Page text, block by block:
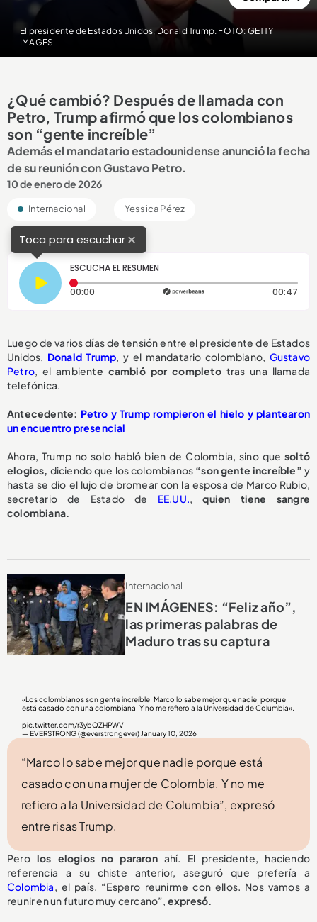
El presidente de Estados Unidos, Donald Trump. FOTO: GETTY
IMAGES
¿Qué cambió? Después de llamada con
Petro, Trump afirmó que los colombianos
son “gente increíble”
Además el mandatario estadounidense anunció la fecha
de su reunión con Gustavo Petro.
10 de enero de 2026
Internacional Yessica Pérez
Toca para escuchar×
ESCUCHA EL RESUMEN
00:00 Tiempo transcurrido: 0 segundos 00:47
Luego de varios días de tensión entre el presidente de Estados
Unidos, Donald Trump, y el mandatario colombiano, Gustavo
Petro, el ambiente cambió por completotras una llamada
telefónica.
Antecedente: Petro y Trump rompieron el hielo y plantearon
un encuentro presencial
Ahora, Trump no solo habló bien de Colombia, sino que soltó
elogios, diciendo que los colombianos “son gente increíble” y
hasta se dio el lujo de bromear con la esposa de Marco Rubio,
secretario de Estado de EE.UU.,quien tiene sangre
colombiana.
Internacional
EN IMÁGENES: “Feliz año”,
las primeras palabras de
Maduro tras su captura
«Los colombianos son gente increíble. Marco lo sabe mejor que nadie, porque
está casado con una colombiana. Y no me refiero a la Universidad de Columbia».
pic.twitter.com/r3ybQZHPWV
— EVERSTRONG (@everstrongever) January 10, 2026
“Marco lo sabe mejor que nadie porque está
casado con una mujer de Colombia. Y no me
refiero a la Universidad de Columbia”, expresó
entre risas Trump.
Perolos elogios no pararonahí. El presidente, haciendo
referencia a su chiste anterior, aseguró que prefería a
Colombia, el país. “Espero reunirme con ellos. Nos vamos a
reunir en un futuro muy cercano”, expresó.